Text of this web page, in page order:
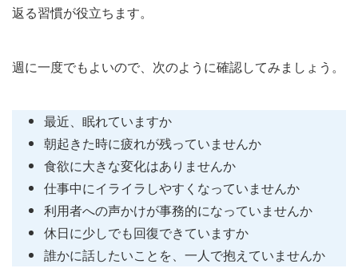
返る習慣が役立ちます。
週に一度でもよいので、次のように確認してみましょう。
最近、眠れていますか
朝起きた時に疲れが残っていませんか
食欲に大きな変化はありませんか
仕事中にイライラしやすくなっていませんか
利用者への声かけが事務的になっていませんか
休日に少しでも回復できていますか
誰かに話したいことを、一人で抱えていませんか